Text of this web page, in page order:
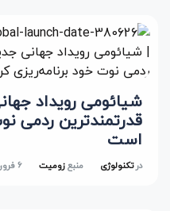
شیائومی رویداد
قدرتمندترین ردمی
است
درتکنولوژی منبعزومیت 6 فروردین 1401